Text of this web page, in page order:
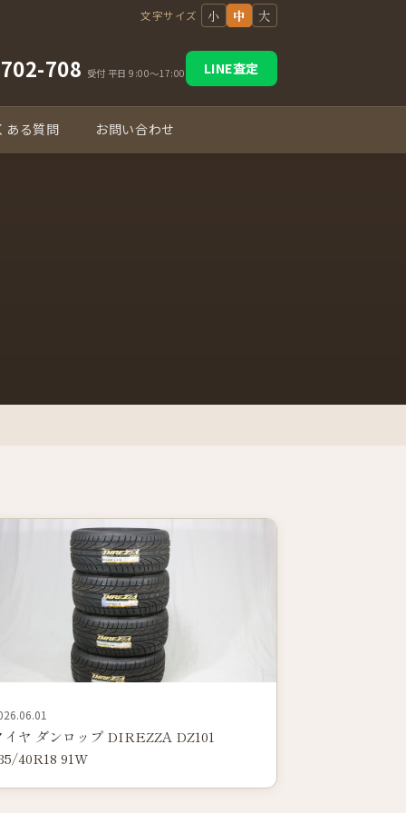
文字サイズ 小 中 大
708 受付 平日 9:00〜17:00 LINE査定
ある質問 お問い合わせ
イヤ ダンロップ DIREZZA DZ101
40R18 91W